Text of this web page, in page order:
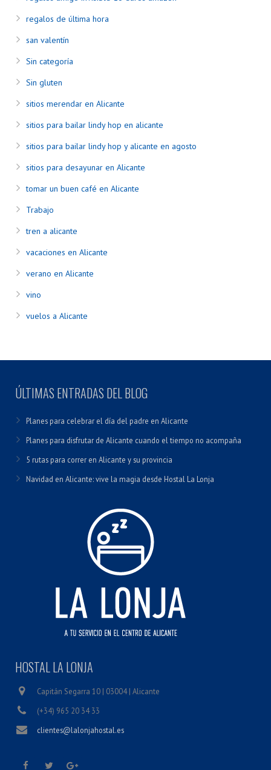
regalos de última hora
san valentín
Sin categoría
Sin gluten
sitios merendar en Alicante
sitios para bailar lindy hop en alicante
sitios para bailar lindy hop y alicante en agosto
sitios para desayunar en Alicante
tomar un buen café en Alicante
Trabajo
tren a alicante
vacaciones en Alicante
verano en Alicante
vino
vuelos a Alicante
ÚLTIMAS ENTRADAS DEL BLOG
Planes para celebrar el día del padre en Alicante
Planes para disfrutar de Alicante cuando el tiempo no acompaña
5 rutas para correr en Alicante y su provincia
Navidad en Alicante: vive la magia desde Hostal La Lonja
HOSTAL LA LONJA
Capitán Segarra 10 | 03004 | Alicante
(+34) 965 20 34 33
clientes@lalonjahostal.es